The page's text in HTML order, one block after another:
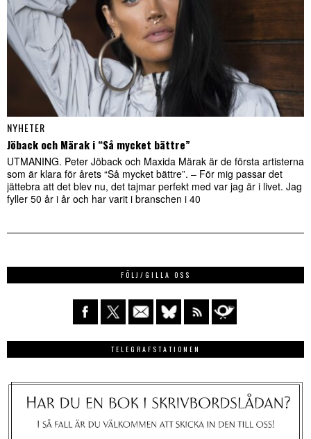
NYHETER
Jöback och Märak i “Så mycket bättre”
UTMANING. Peter Jöback och Maxida Märak är de första artisterna
som är klara för årets “Så mycket bättre”. – För mig passar det
jättebra att det blev nu, det tajmar perfekt med var jag är i livet. Jag
fyller 50 år i år och har varit i branschen i 40
FÖLJ/GILLA OSS
TELEGRAFSTATIONEN